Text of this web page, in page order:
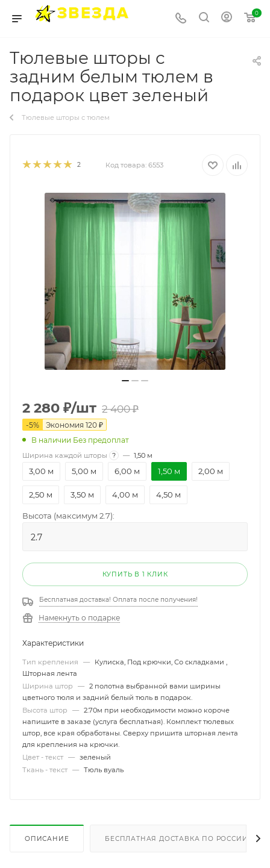
0
Тюлевые шторы с
задним белым тюлем в
подарок цвет зеленый
Тюлевые шторы с тюлем
2 Код товара: 6553
2 280 ₽/шт 2 400₽
-5% Экономия 120 ₽
В наличии Без предоплат
Ширина каждой шторы ? — 1,50 м
3,00 м 5,00 м 6,00 м 1,50 м 2,00 м
2,50 м 3,50 м 4,00 м 4,50 м
Высота (максимум 2.7):
КУПИТЬ В 1 КЛИК
Бесплатная доставка! Оплата после получения!
Намекнуть о подарке
Характеристики
Тип крепления —
Кулиска, Под крючки, Со складками ,
Шторная лента
Ширина штор
— 2 полотна выбранной вами ширины
цветного тюля и задний белый тюль в подарок.
Высота штор
— 2.70м при необходимости можно короче
напишите в заказе (услуга бесплатная). Комплект тюлевых
штор, все края обработаны. Сверху пришита шторная лента
для крепления на крючки.
Цвет - текст — зеленый
Ткань - текст — Тюль вуаль
ОПИСАНИЕ БЕСПЛАТНАЯ ДОСТАВКА ПО РОССИИ